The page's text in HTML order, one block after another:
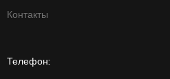
Контакты
Телефон: